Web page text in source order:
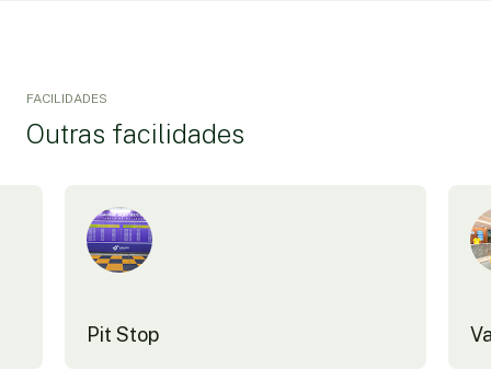
FACILIDADES
Outras facilidades
Pit Stop